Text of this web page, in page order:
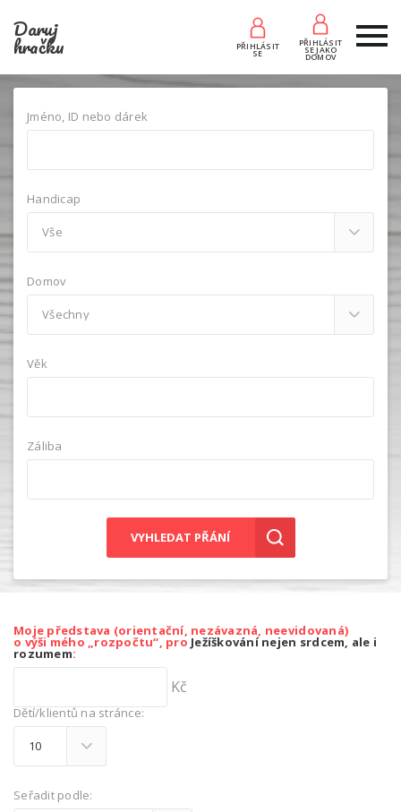
Daruj
hračku PŘIHLÁSIT
SE
PŘIHLÁSIT
SE JAKO
DOMOV
Jméno, ID nebo dárek
Handicap
Domov
Věk
Záliba
VYHLEDAT PŘÁNÍ
Moje představa (orientační, nezávazná, neevidovaná)
o výši mého „rozpočtu“, pro Ježíškování nejen srdcem, ale i
rozumem:
Kč
Dětí/klientů na stránce:
Seřadit podle: